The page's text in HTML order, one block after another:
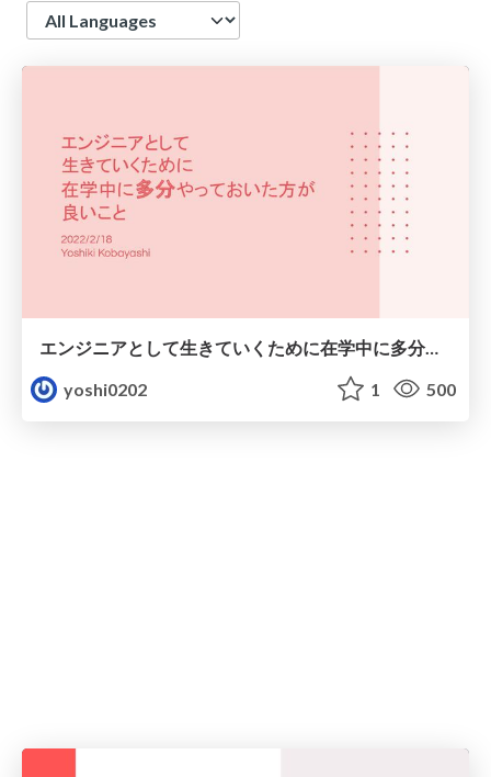
Language
エンジニアとして生きていくために在学中に多分やっておいた方が良いこと
yoshi0202
1 500